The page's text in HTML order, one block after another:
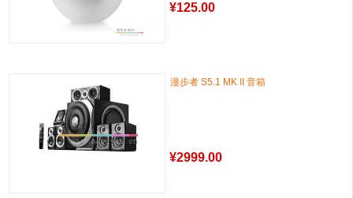
¥125.00
漫步者 S5.1 MK II 音箱
¥2999.00